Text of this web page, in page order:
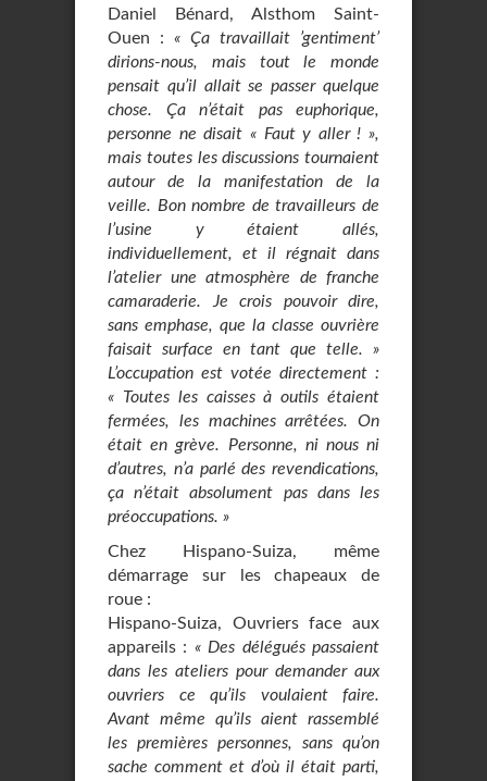
Daniel Bénard, Alsthom Saint-
Ouen : « Ça travaillait ’gentiment’
dirions-nous, mais tout le monde
pensait qu’il allait se passer quelque
chose. Ça n’était pas euphorique,
personne ne disait « Faut y aller ! »,
mais toutes les discussions tournaient
autour de la manifestation de la
veille. Bon nombre de travailleurs de
l’usine y étaient allés,
individuellement, et il régnait dans
l’atelier une atmosphère de franche
camaraderie. Je crois pouvoir dire,
sans emphase, que la classe ouvrière
faisait surface en tant que telle. »
L’occupation est votée directement :
« Toutes les caisses à outils étaient
fermées, les machines arrêtées. On
était en grève. Personne, ni nous ni
d’autres, n’a parlé des revendications,
ça n’était absolument pas dans les
préoccupations. »
Chez Hispano-Suiza, même
démarrage sur les chapeaux de
roue :
Hispano-Suiza, Ouvriers face aux
appareils : « Des délégués passaient
dans les ateliers pour demander aux
ouvriers ce qu’ils voulaient faire.
Avant même qu’ils aient rassemblé
les premières personnes, sans qu’on
sache comment et d’où il était parti,